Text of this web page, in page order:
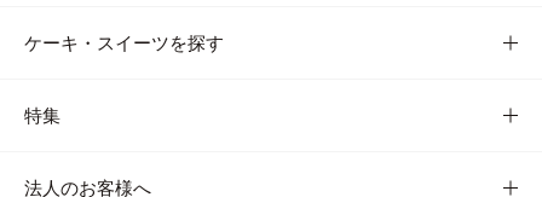
ケーキ・スイーツを探す
特集
法人のお客様へ